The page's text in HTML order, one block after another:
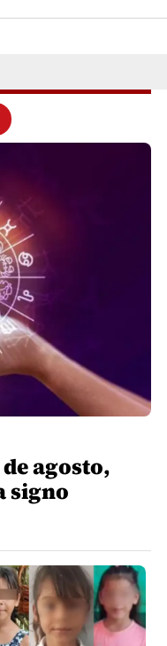
agosto,
signo